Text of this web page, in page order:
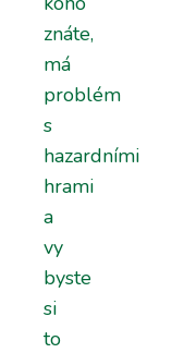
znáte,
má
problém
s
hazardními
hrami
a
vy
byste
si
to